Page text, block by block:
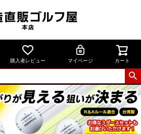
購入者レビュー マイページ カート